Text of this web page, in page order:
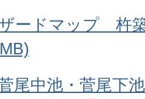
ードマップ 杵
尾中池・菅尾